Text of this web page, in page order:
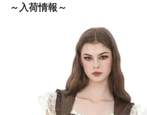
～入荷情報～